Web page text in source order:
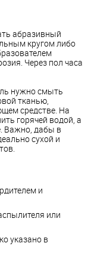
абразивный
кругом либо
Через пол часа
нужно смыть
тканью,
средстве. На
горячей водой, а
Важно, дабы в
сухой и
и
или
указано в